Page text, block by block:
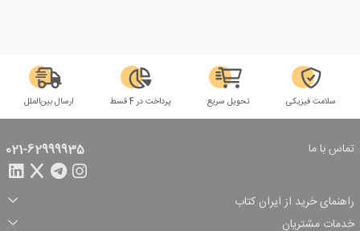
سلامت فیزیکی تحویل سریع پرداخت در 4 قسط ارسال بین‌الملل
تماس با ما 021-62999935
راهنمای خرید از ایران کتاب
ثبت سفارش
شرایط ارسال سفارش
شیوه پرداخت
تخفیف‌های خرید
خدمات مشتریان